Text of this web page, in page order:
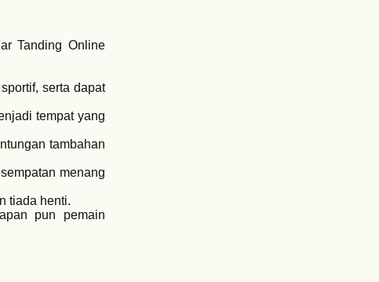
Tanding Online
serta dapat
tempat yang
tambahan
menang
tiada henti.
pun pemain